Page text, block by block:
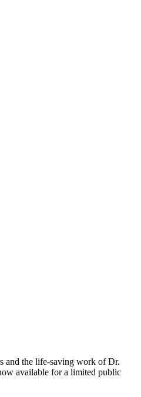
and the life-saving work of Dr.
available for a limited public